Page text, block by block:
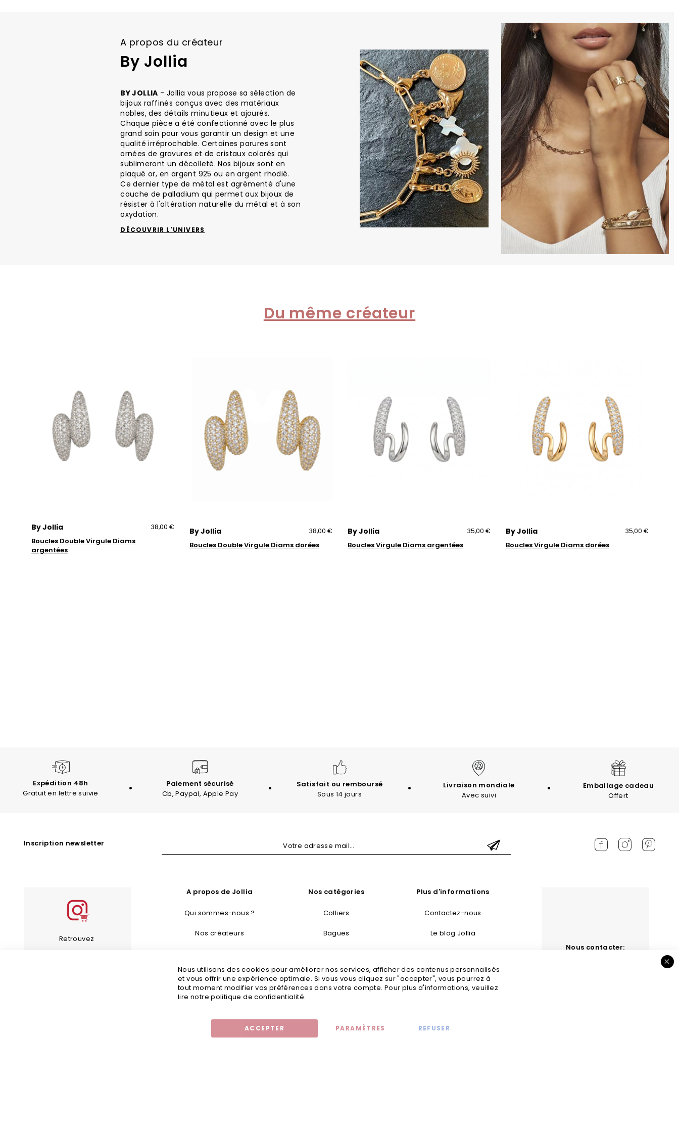
A propos du créateur
By Jollia
BY JOLLIA - Jollia vous propose sa sélection de
bijoux raffinés conçus avec des matériaux
nobles, des détails minutieux et ajourés.
Chaque pièce a été confectionné avec le plus
grand soin pour vous garantir un design et une
qualité irréprochable. Certaines parures sont
ornées de gravures et de cristaux colorés qui
sublimeront un décolleté. Nos bijoux sont en
plaqué or, en argent 925 ou en argent rhodié.
Ce dernier type de métal est agrémenté d'une
couche de palladium qui permet aux bijoux de
résister à l'altération naturelle du métal et à son
oxydation.
DÉCOUVRIR L'UNIVERS
Du même créateur
By Jollia 38,00 €
Boucles Double Virgule Diams
argentées
By Jollia 38,00 €
Boucles Double Virgule Diams dorées
By Jollia 35,00 €
Boucles Virgule Diams argentées
By Jollia 35,00 €
Boucles Virgule Diams dorées
Expédition 48h
Gratuit en lettre suivie
Paiement sécurisé
Cb, Paypal, Apple Pay
Satisfait ou remboursé
Sous 14 jours
Livraison mondiale
Avec suivi
Emballage cadeau
Offert
Inscription newsletter
Retrouvez
A propos de Jollia
Qui sommes-nous ?
Nos créateurs
Guide d’entretien
Guide des tailles
Nos catégories
Colliers
Bagues
Boucles d’oreilles
Plus d'informations
Contactez-nous
Le blog Jollia
Mentions légales
Nous contacter:
Nous utilisons des cookies pour améliorer nos services, afficher des contenus personnalisés
et vous offrir une expérience optimale. Si vous vous cliquez sur "accepter", vous pourrez à
tout moment modifier vos préférences dans votre compte. Pour plus d'informations, veuillez
lire notre politique de confidentialité.
ACCEPTER PARAMÈTRES REFUSER